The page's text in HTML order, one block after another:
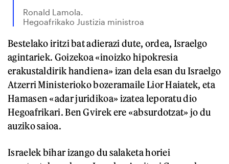
Ronald Lamola.
Hegoafrikako Justizia ministroa
Bestelako iritzi bat adierazi dute, ordea, Israelgo
agintariek. Goizekoa «inoizko hipokresia
erakustaldirik handiena» izan dela esan du Israelgo
Atzerri Ministerioko bozeramaile Lior Haiatek, eta
Hamasen «adar juridikoa» izatea leporatu dio
Hegoafrikari. Ben Gvirek ere «absurdotzat» jo du
auziko saioa.
Israelek bihar izango du salaketa horiei